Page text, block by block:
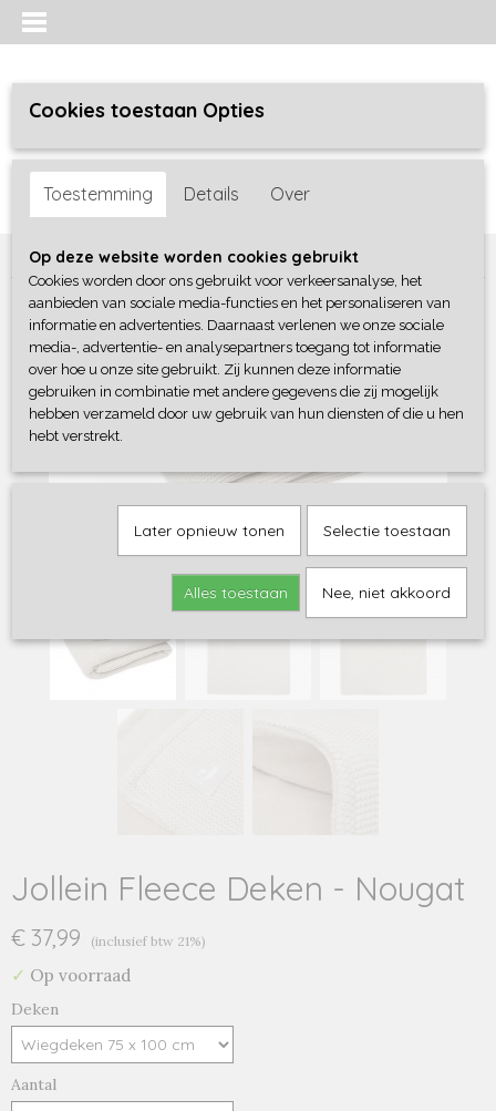
Inloggen Registreren
Home >Baby lifestyle>Dekens>Jollein Fleece Deken - Nougat
Jollein Fleece Deken - Nougat
€ 37,99 (inclusief btw 21%)
✓ Op voorraad
Deken
Aantal
Cookies toestaan Opties
Toestemming Details Over
Op deze website worden cookies gebruikt
Cookies worden door ons gebruikt voor verkeersanalyse, het
aanbieden van sociale media-functies en het personaliseren van
informatie en advertenties. Daarnaast verlenen we onze sociale
media-, advertentie- en analysepartners toegang tot informatie
over hoe u onze site gebruikt. Zij kunnen deze informatie
gebruiken in combinatie met andere gegevens die zij mogelijk
hebben verzameld door uw gebruik van hun diensten of die u hen
hebt verstrekt.
Later opnieuw tonen Selectie toestaan
Alles toestaan Nee, niet akkoord